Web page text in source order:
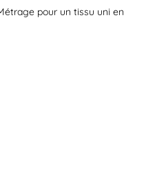
pour un tissu uni en